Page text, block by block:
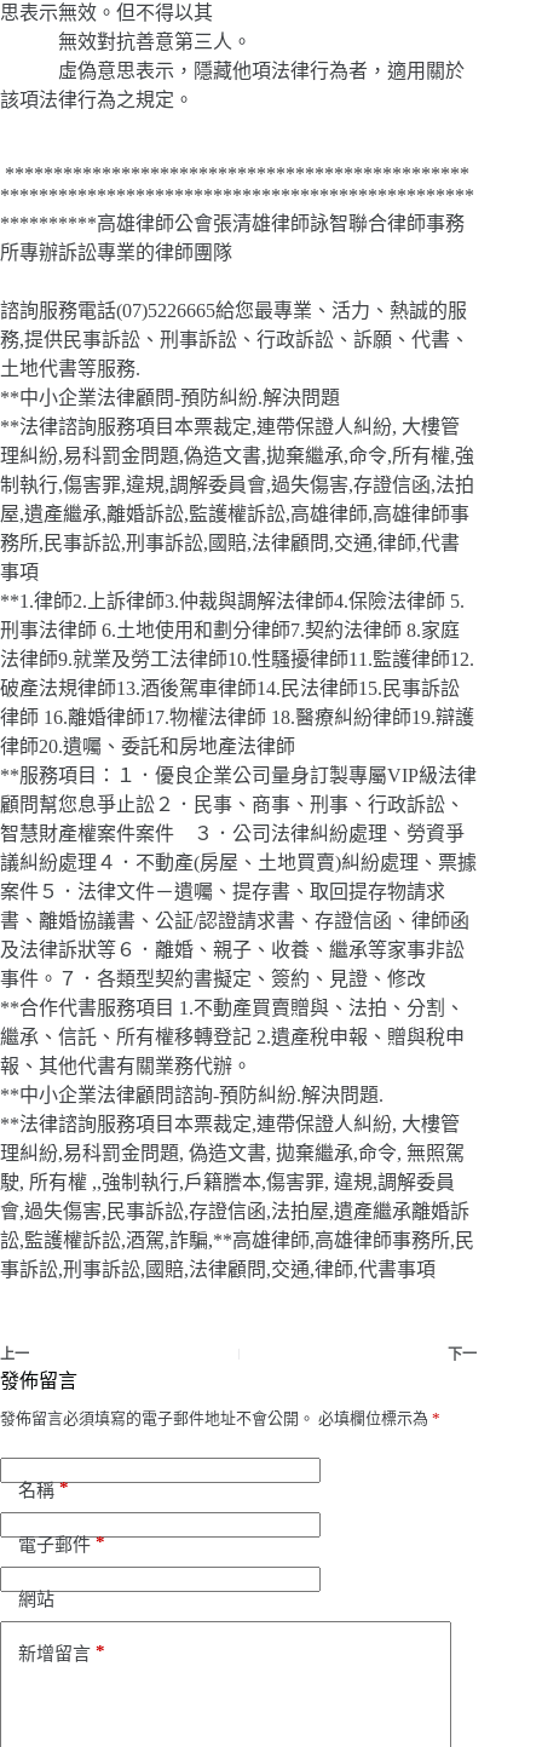
思表示無效。但不得以其
無效對抗善意第三人。
虛偽意思表示，隱藏他項法律行為者，適用關於
該項法律行為之規定。
************************************************
*************************************************
**********高雄律師公會張清雄律師詠智聯合律師事務
所專辦訴訟專業的律師團隊
諮詢服務電話(07)5226665給您最專業、活力、熱誠的服
務,提供民事訴訟、刑事訴訟、行政訴訟、訴願、代書、
土地代書等服務.
**中小企業法律顧問-預防糾紛.解決問題
**法律諮詢服務項目本票裁定,連帶保證人糾紛, 大樓管
理糾紛,易科罰金問題,偽造文書,拋棄繼承,命令,所有權,強
制執行,傷害罪,違規,調解委員會,過失傷害,存證信函,法拍
屋,遺產繼承,離婚訴訟,監護權訴訟,高雄律師,高雄律師事
務所,民事訴訟,刑事訴訟,國賠,法律顧問,交通,律師,代書
事項
**1.律師2.上訴律師3.仲裁與調解法律師4.保險法律師 5.
刑事法律師 6.土地使用和劃分律師7.契約法律師 8.家庭
法律師9.就業及勞工法律師10.性騷擾律師11.監護律師12.
破產法規律師13.酒後駕車律師14.民法律師15.民事訴訟
律師 16.離婚律師17.物權法律師 18.醫療糾紛律師19.辯護
律師20.遺囑、委託和房地產法律師
**服務項目：１．優良企業公司量身訂製專屬VIP級法律
顧問幫您息爭止訟２．民事、商事、刑事、行政訴訟、
智慧財產權案件案件 ３．公司法律糾紛處理、勞資爭
議糾紛處理４．不動產(房屋、土地買賣)糾紛處理、票據
案件５．法律文件－遺囑、提存書、取回提存物請求
書、離婚協議書、公証/認證請求書、存證信函、律師函
及法律訴狀等６．離婚、親子、收養、繼承等家事非訟
事件。７．各類型契約書擬定、簽約、見證、修改
**合作代書服務項目 1.不動產買賣贈與、法拍、分割、
繼承、信託、所有權移轉登記 2.遺產稅申報、贈與稅申
報、其他代書有關業務代辦。
**中小企業法律顧問諮詢-預防糾紛.解決問題.
**法律諮詢服務項目本票裁定,連帶保證人糾紛, 大樓管
理糾紛,易科罰金問題, 偽造文書, 拋棄繼承,命令, 無照駕
駛, 所有權 ,,強制執行,戶籍謄本,傷害罪, 違規,調解委員
會,過失傷害,民事訴訟,存證信函,法拍屋,遺產繼承離婚訴
訟,監護權訴訟,酒駕,詐騙,**高雄律師,高雄律師事務所,民
事訴訟,刑事訴訟,國賠,法律顧問,交通,律師,代書事項
上一 下一
發佈留言
發佈留言必須填寫的電子郵件地址不會公開。 必填欄位標示為 *
名稱*
電子郵件*
網站
新增留言 *